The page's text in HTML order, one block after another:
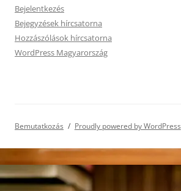
Bejelentkezés
Bejegyzések hírcsatorna
Hozzászólások hírcsatorna
WordPress Magyarország
Bemutatkozás Proudly powered by WordPress